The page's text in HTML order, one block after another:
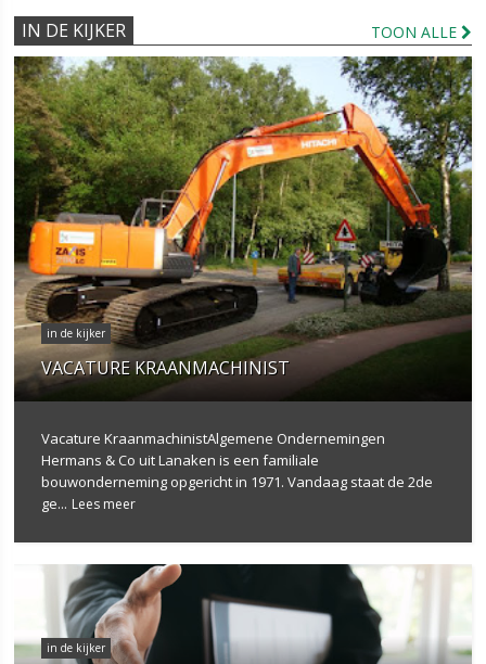
IN DE KIJKER TOON ALLE
in de kijker
VACATURE KRAANMACHINIST
Vacature KraanmachinistAlgemene Ondernemingen
Hermans & Co uit Lanaken is een familiale
bouwonderneming opgericht in 1971. Vandaag staat de 2de
ge... Lees meer
in de kijker